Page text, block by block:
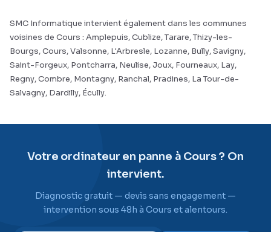
SMC Informatique intervient également dans les communes
voisines de Cours : Amplepuis, Cublize, Tarare, Thizy-les-
Bourgs, Cours, Valsonne, L'Arbresle, Lozanne, Bully, Savigny,
Saint-Forgeux, Pontcharra, Neulise, Joux, Fourneaux, Lay,
Regny, Combre, Montagny, Ranchal, Pradines, La Tour-de-
Salvagny, Dardilly, Écully.
Votre ordinateur en panne à Cours ? On
intervient.
Diagnostic gratuit — devis sans engagement —
intervention sous 48h à Cours et alentours.